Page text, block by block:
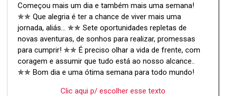
Começou mais um dia e também mais uma semana!
✯✯ Que alegria é ter a chance de viver mais uma
jornada, aliás... ✯✯ Sete oportunidades repletas de
novas aventuras, de sonhos para realizar, promessas
para cumprir! ✯✯ É preciso olhar a vida de frente, com
coragem e assumir que tudo está ao nosso alcance..
✯✯ Bom dia e uma ótima semana para todo mundo!
Clic aqui p/ escolher esse texto